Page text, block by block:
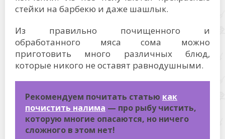
стейки на барбекю и даже шашлык.
Из правильно почищенного и
обработанного мяса сома можно
приготовить много различных блюд,
которые никого не оставят равнодушными.
Рекомендуем почитать статью как
почистить налима — про рыбу чистить,
которую многие опасаются, но ничего
сложного в этом нет!